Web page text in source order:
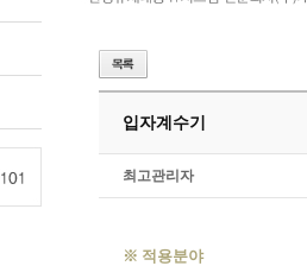
입자계수기
최고관리자
※ 적용분야